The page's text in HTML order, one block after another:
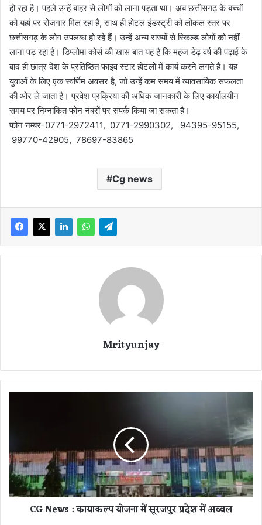
हो रहा है। पहले उन्हें बाहर से लोगों को लाना पड़ता था। अब छत्तीसगढ़ के बच्चों
को यहां पर रोजगार मिल रहा है, साथ ही होटल इंडस्ट्री को लोकल स्तर पर
छत्तीसगढ़ के लोग उपलब्ध हो रहे हैं। उन्हें अन्य राज्यों से स्किल्ड लोगों को नहीं
लाना पड़ रहा है। डिप्लोमा कोर्स की खास बात यह है कि महज डेढ़ वर्ष की पढ़ाई के
बाद ही छात्र देश के प्रतिष्ठित फाइव स्टार होटलों में कार्य करने लगते हैं। यह
युवाओं के लिए एक स्वर्णिम अवसर है, जो उन्हें कम समय में व्यावसायिक सफलता
की ओर ले जाता है। प्रवेश प्रक्रिया की अधिक जानकारी के लिए कार्यालयीन
समय पर निम्नांकित फोन नंबरों पर संपर्क किया जा सकता है।
फोन नम्बर-0771-2972411, 0771-2990302, 94395-95155,
99770-42905, 78697-83865
Cg news
Mrityunjay
s
:
का
या
CG News : कायाकल्प योजना में सूरजपुर प्रदेश में अव्वल